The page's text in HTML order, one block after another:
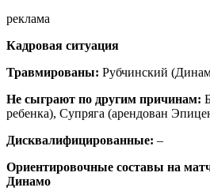
реклама
Кадровая ситуация
Травмированы: Рубчинский
Не сыграют по другим причинам:
ребенка), Супряга (арендован
Дисквалифицированные: –
Ориентировочные составы на
Динамо